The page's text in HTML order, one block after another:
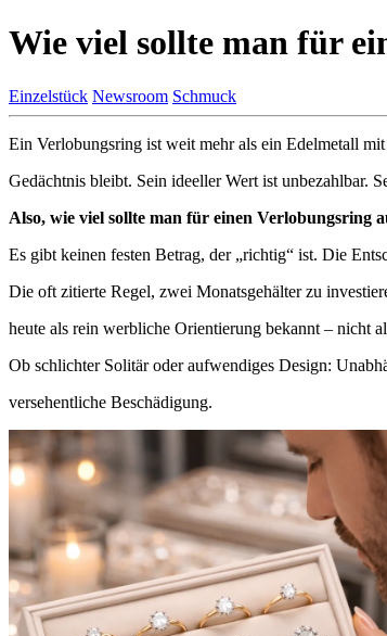
Wie viel sollte man für
Einzelstück Newsroom Schmuck
Ein Verlobungsring ist weit mehr als ein Edelmetall
Gedächtnis bleibt. Sein ideeller Wert ist unbezahlbar.
Also, wie viel sollte man für einen Verlobungsring
Es gibt keinen festen Betrag, der „richtig“ ist. Die
Die oft zitierte Regel, zwei Monatsgehälter zu
heute als rein werbliche Orientierung bekannt – nicht
Ob schlichter Solitär oder aufwendiges Design:
versehentliche Beschädigung.